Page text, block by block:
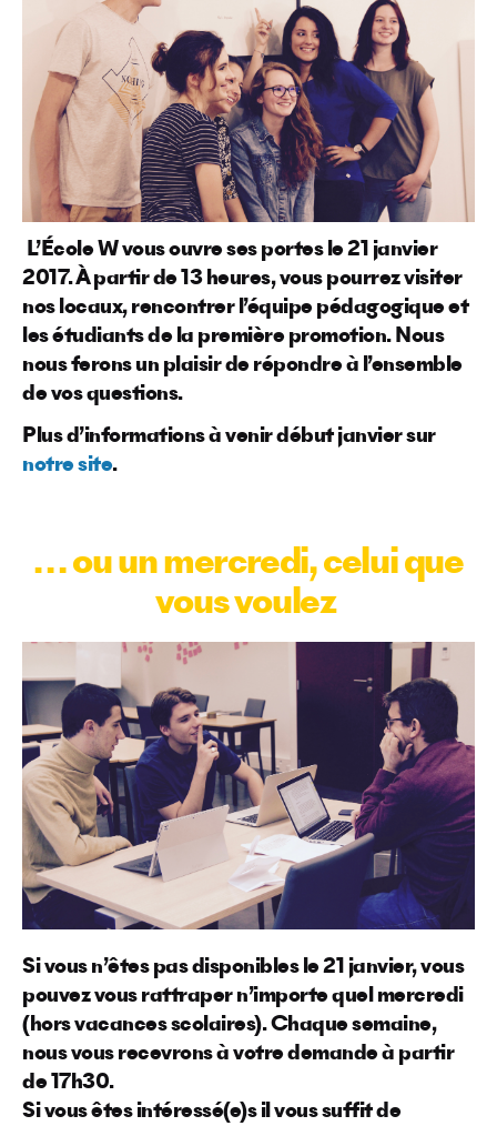
L’École W vous ouvre ses portes le 21 janvier
2017. À partir de 13 heures, vous pourrez visiter
nos locaux, rencontrer l’équipe pédagogique et
les étudiants de la première promotion. Nous
nous ferons un plaisir de répondre à l’ensemble
de vos questions.
Plus d’informations à venir début janvier sur
notre site.
… ou un mercredi, celui que
vous voulez
Si vous n’êtes pas disponibles le 21 janvier, vous
pouvez vous rattraper n’importe quel mercredi
(hors vacances scolaires). Chaque semaine,
nous vous recevrons à votre demande à partir
de 17h30.
Si vous êtes intéressé(e)s il vous suffit de